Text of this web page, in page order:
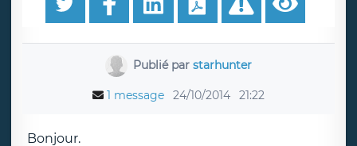
Publié parstarhunter
1 message 24/10/2014 21:22
Bonjour.